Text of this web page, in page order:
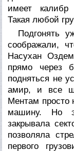
имеет калибр
Такая любой
Подгонять
соображали,
Насухан
прямо через
подняться не
амир, и все
Ментам просто
машину. Но
закрывала
позволяла
первого